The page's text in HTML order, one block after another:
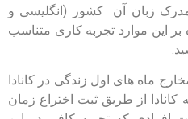
زبان آن کشور (انگلیسی و
بر این موارد تجربه کاری متناسب
ماه های اول زندگی در کانادا
کانادا از طریق ثبت اختراع زمان